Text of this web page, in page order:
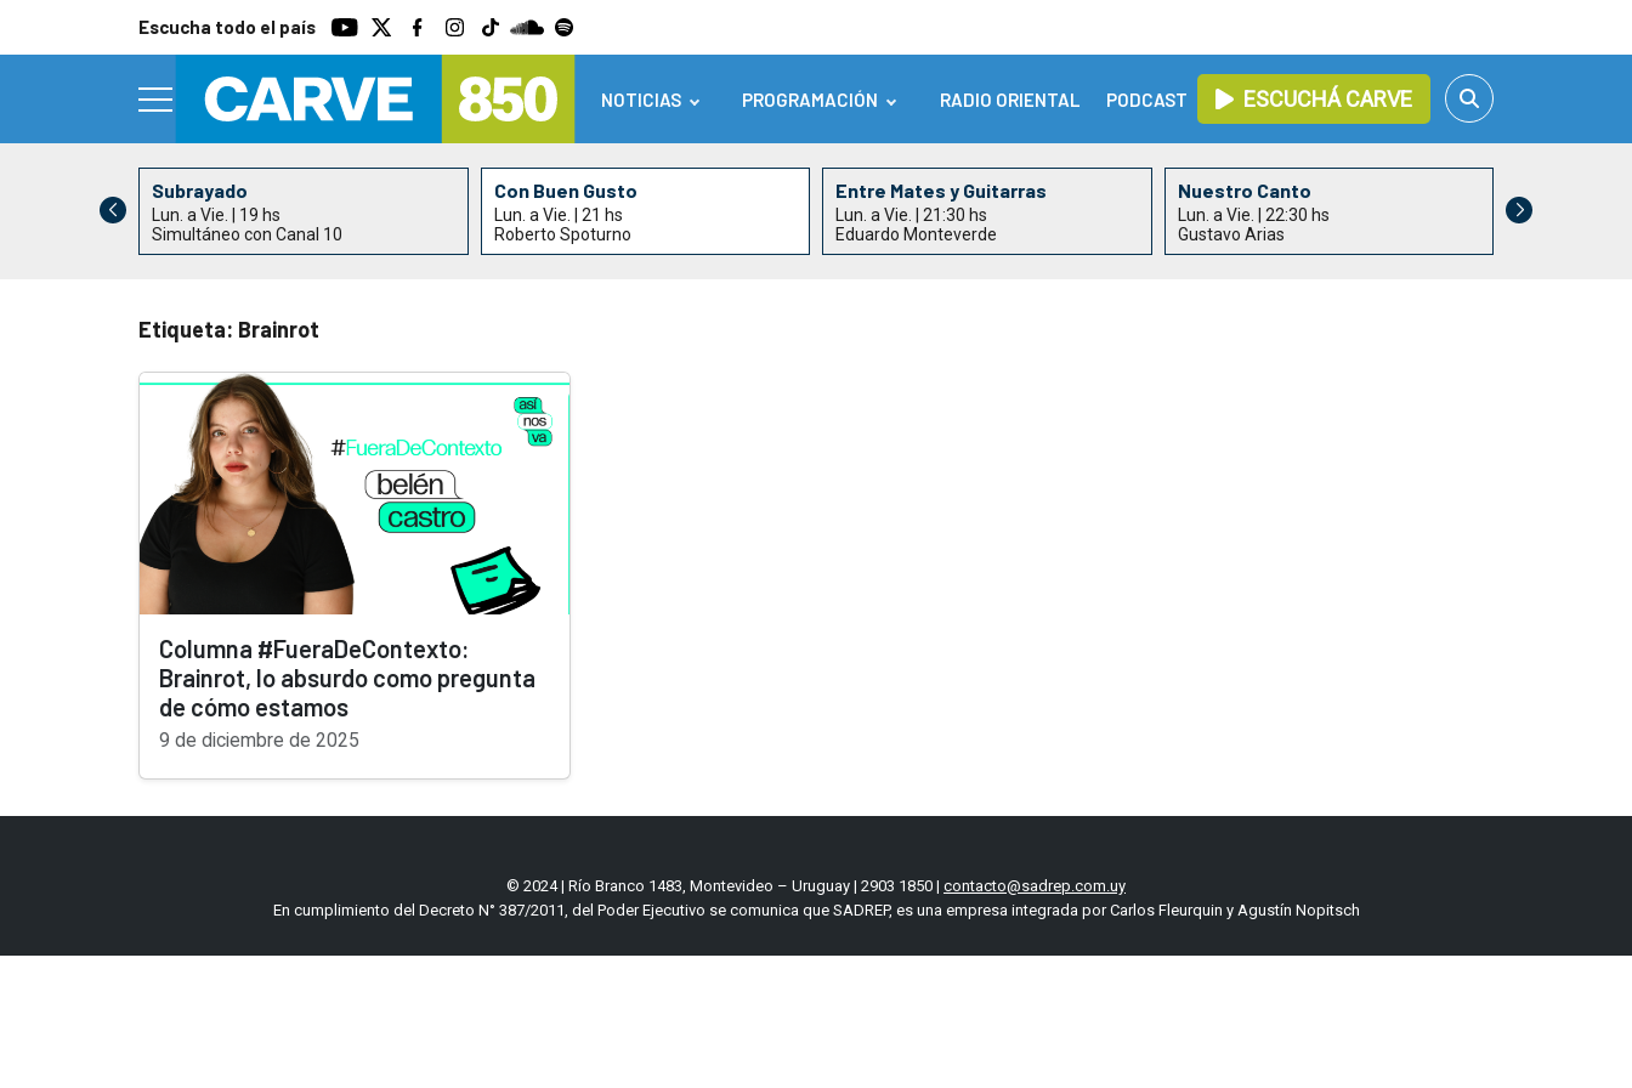
Escucha todo el país
NOTICIAS PROGRAMACIÓN RADIO ORIENTAL PODCAST ESCUCHÁ CARVE
Subrayado
Lun. a Vie. | 19 hs
Simultáneo con Canal 10
Con Buen Gusto
Lun. a Vie. | 21 hs
Roberto Spoturno
Entre Mates y Guitarras
Lun. a Vie. | 21:30 hs
Eduardo Monteverde
Nuestro Canto
Lun. a Vie. | 22:30 hs
Gustavo Arias
Etiqueta: Brainrot
Columna #FueraDeContexto:
Brainrot, lo absurdo como pregunta
de cómo estamos
9 de diciembre de 2025
© 2024 | Río Branco 1483, Montevideo – Uruguay | 2903 1850 | contacto@sadrep.com.uy
En cumplimiento del Decreto N° 387/2011, del Poder Ejecutivo se comunica que SADREP, es una empresa integrada por Carlos Fleurquin y Agustín Nopitsch